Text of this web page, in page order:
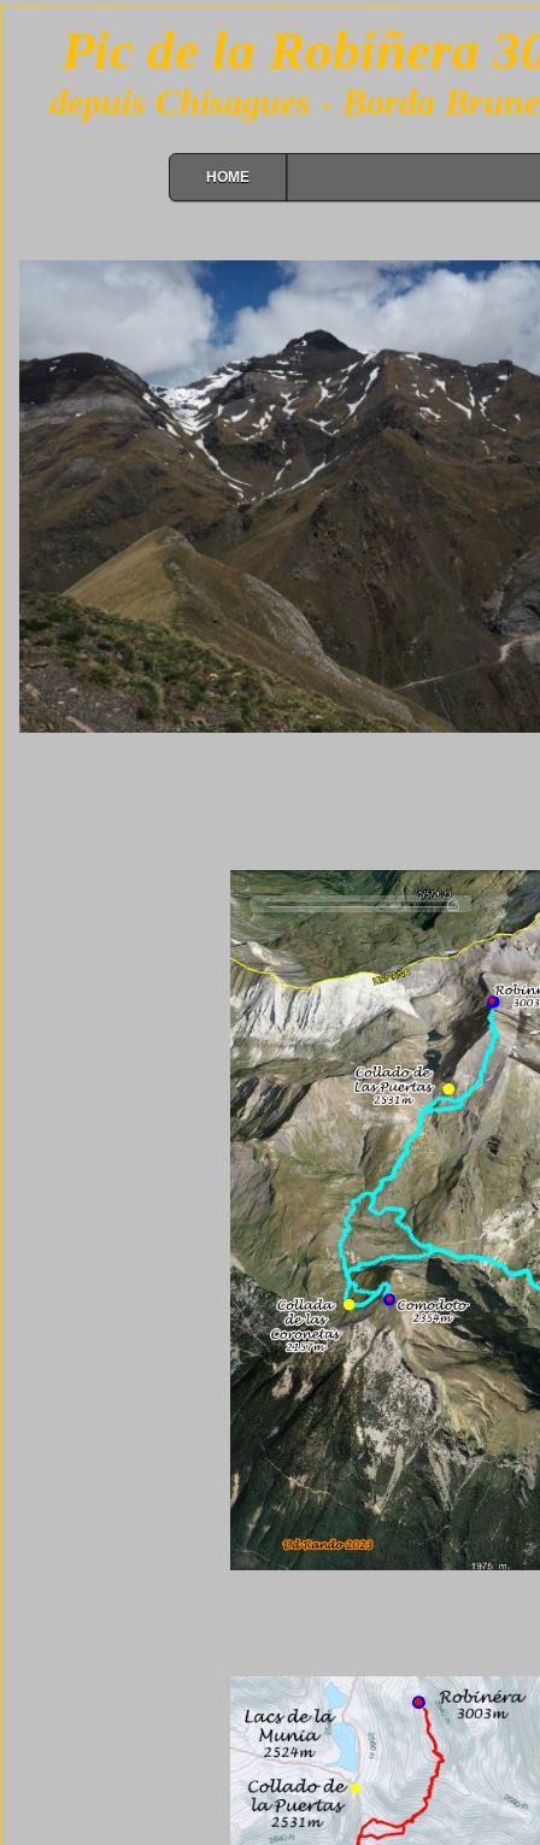
Pic de la Robiñera
depuis Chisagues - Borda
HOME